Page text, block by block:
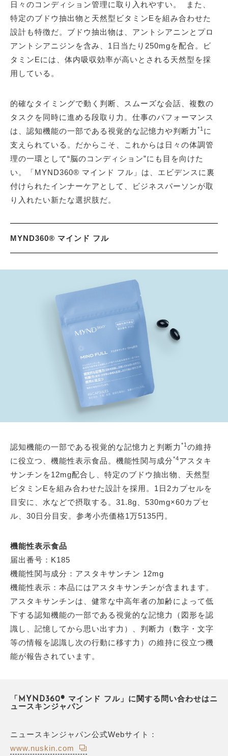
日々のコンディション管理に取り入れやすい。 また、
特定のブドウ抽出物と天然型ビタミンEを組み合わせた
設計も特徴だ。ブドウ抽出物は、アントシアニンとプロ
アントシアニジンを含み、1日当たり250mgを配合。ビ
タミンEには、体内吸収効率が高いとされる天然型を採
用している。
的確なタイミングで動く判断、スムーズな会話、複数の
タスクを同時に進める段取り力。仕事のパフォーマンス
は、認知機能の一部である視覚的な記憶力や判断力 *1に
支えられている。だからこそ、これからは日々の体調管
理の一環として“脳のコンディション”にも目を向けた
い。「MYND360® マインド フル」は、エビデンスに裏
付けられたインナーケアとして、ビジネスパーソンが取
り入れたい新たな選択肢だ。
MYND360® マインド フル
認知機能の一部である視覚的な記憶力と判断力 *1 の維持
に役立つ、機能性表示食品。機能性関与成分*4アスタキ
サンチンを12mg配合し、特定のブドウ抽出物、天然型
ビタミンEを組み合わせた設計を採用。1日2カプセルを
目安に、水などで摂取する。31.8g、530mg×60カプセ
ル、30日分目安。参考小売価格1万5135円。
機能性表示食品
届出番号：K185
機能性関与成分：アスタキサンチン 12mg
機能性表示：本品にはアスタキサンチンが含まれます。
アスタキサンチンは、健常な中高年者の加齢によって低
下する認知機能の一部である視覚的な記憶力（図形を認
識し、記憶してから思い出す力）、判断力（数字・文字
等の情報を認識し次の行動に移す力）の維持に役立つ機
能が報告されています。
「MYND360® マインド フル」に関する問い合わせはニ
ュースキンジャパン
ニュースキンジャパン公式Webサイト：
www.nuskin.com